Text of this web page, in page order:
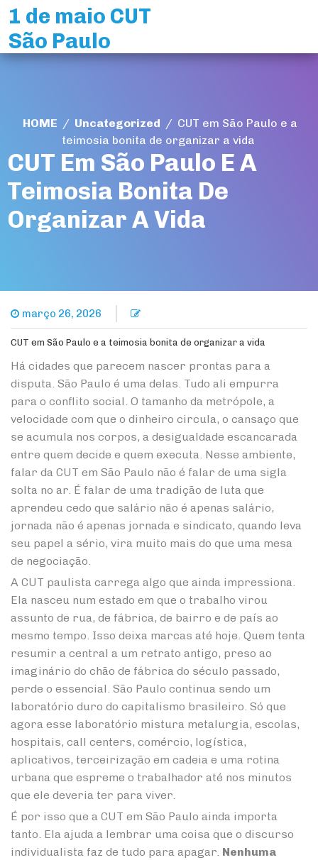
Skip
to
content
1 de maio CUT
São Paulo
HOME / Uncategorized / CUT em São Paulo e a
teimosia bonita de organizar a vida
CUT Em São Paulo E A
Teimosia Bonita De
Organizar A Vida
março 26, 2026
CUT em São Paulo e a teimosia bonita de organizar a vida
Há cidades que parecem nascer prontas para a
disputa. São Paulo é uma delas. Tudo ali empurra
para o conflito social. O tamanho da metrópole, a
velocidade com que o dinheiro circula, o cansaço que
se acumula nos corpos, a desigualdade escancarada
entre quem decide e quem executa. Nesse ambiente,
falar da CUT em São Paulo não é falar de uma sigla
solta no ar. É falar de uma tradição de luta que
aprendeu cedo que salário não é apenas salário,
jornada não é apenas jornada e sindicato, quando leva
seu papel a sério, vira muito mais do que uma mesa
de negociação.
A CUT paulista carrega algo que ainda impressiona.
Ela nasceu num estado em que o trabalho virou
assunto de rua, de fábrica, de bairro e de país ao
mesmo tempo. Isso deixa marcas até hoje. Quem tenta
resumir a central a um retrato antigo, preso ao
imaginário do chão de fábrica do século passado,
perde o essencial. São Paulo continua sendo um
laboratório duro do capitalismo brasileiro. Só que
agora esse laboratório mistura metalurgia, escolas,
hospitais, call centers, comércio, logística,
aplicativos, terceirização em cadeia e uma rotina
urbana que espreme o trabalhador até nos minutos
que ele deveria ter para viver.
É por isso que a CUT em São Paulo ainda importa
tanto. Ela ajuda a lembrar uma coisa que o discurso
individualista faz de tudo para apagar. Nenhuma